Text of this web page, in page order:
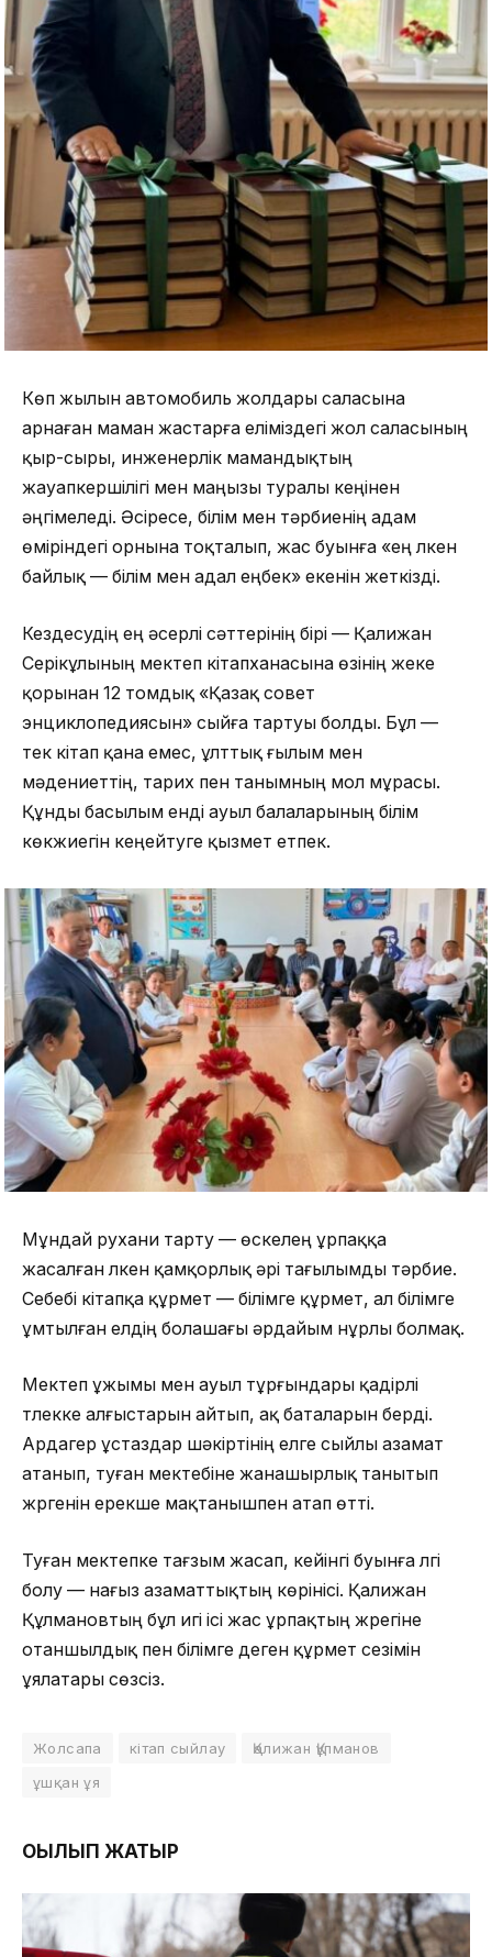
Көп жылын автомобиль жолдары саласына
арнаған маман жастарға еліміздегі жол саласының
қыр-сыры, инженерлік мамандықтың
жауапкершілігі мен маңызы туралы кеңінен
әңгімеледі. Әсіресе, білім мен тәрбиенің адам
өміріндегі орнына тоқталып, жас буынға «ең үлкен
байлық — білім мен адал еңбек» екенін жеткізді.
Кездесудің ең әсерлі сәттерінің бірі — Қалижан
Серікұлының мектеп кітапханасына өзінің жеке
қорынан 12 томдық «Қазақ совет
энциклопедиясын» сыйға тартуы болды. Бұл —
тек кітап қана емес, ұлттық ғылым мен
мәдениеттің, тарих пен танымның мол мұрасы.
Құнды басылым енді ауыл балаларының білім
көкжиегін кеңейтуге қызмет етпек.
Мұндай рухани тарту — өскелең ұрпаққа
жасалған үлкен қамқорлық әрі тағылымды тәрбие.
Себебі кітапқа құрмет — білімге құрмет, ал білімге
ұмтылған елдің болашағы әрдайым нұрлы болмақ.
Мектеп ұжымы мен ауыл тұрғындары қадірлі
түлекке алғыстарын айтып, ақ баталарын берді.
Ардагер ұстаздар шәкіртінің елге сыйлы азамат
атанып, туған мектебіне жанашырлық танытып
жүргенін ерекше мақтанышпен атап өтті.
Туған мектепке тағзым жасап, кейінгі буынға үлгі
болу — нағыз азаматтықтың көрінісі. Қалижан
Құлмановтың бұл игі ісі жас ұрпақтың жүрегіне
отаншылдық пен білімге деген құрмет сезімін
ұялатары сөзсіз.
Жолсапа кітап сыйлау
Қалижан Құлманов
ұшқан ұя
ОҚЫЛЫП ЖАТЫР